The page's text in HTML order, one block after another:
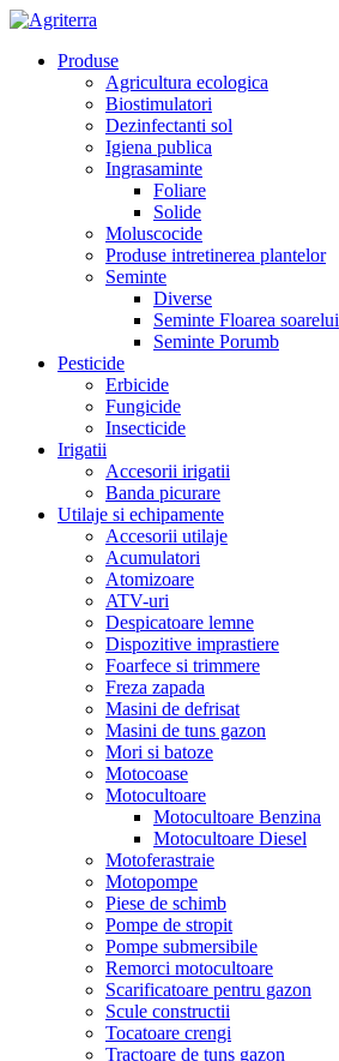
Produse
Agricultura ecologica
Biostimulatori
Dezinfectanti sol
Igiena publica
Ingrasaminte
Foliare
Solide
Moluscocide
Produse intretinerea plantelor
Seminte
Diverse
Seminte Floarea soarelui
Seminte Porumb
Pesticide
Erbicide
Fungicide
Insecticide
Irigatii
Accesorii irigatii
Banda picurare
Utilaje si echipamente
Accesorii utilaje
Acumulatori
Atomizoare
ATV-uri
Despicatoare lemne
Dispozitive imprastiere
Foarfece si trimmere
Freza zapada
Masini de defrisat
Masini de tuns gazon
Mori si batoze
Motocoase
Motocultoare
Motocultoare Benzina
Motocultoare Diesel
Motoferastraie
Motopompe
Piese de schimb
Pompe de stropit
Pompe submersibile
Remorci motocultoare
Scarificatoare pentru gazon
Scule constructii
Tocatoare crengi
Tractoare de tuns gazon